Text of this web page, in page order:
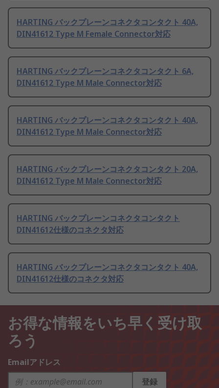
HARTING バックプレーンコネクタコンタクト 40A,
DIN41612 Type M Female Connector対応
HARTING バックプレーンコネクタコンタクト 6A,
DIN41612 Type M Male Connector対応
HARTING バックプレーンコネクタコンタクト 40A,
DIN41612 Type M Male Connector対応
HARTING バックプレーンコネクタコンタクト 20A,
DIN41612 Type M Male Connector対応
HARTING バックプレーンコネクタコンタクト
DIN41612仕様のコネクタ対応
HARTING バックプレーンコネクタコンタクト 40A,
DIN41612仕様のコネクタ対応
お得な情報をいち早く受け取
ろう
Emailアドレス
登録